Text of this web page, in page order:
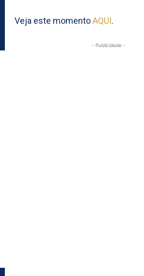
Veja este momentoAQUI.
- Publicidade -